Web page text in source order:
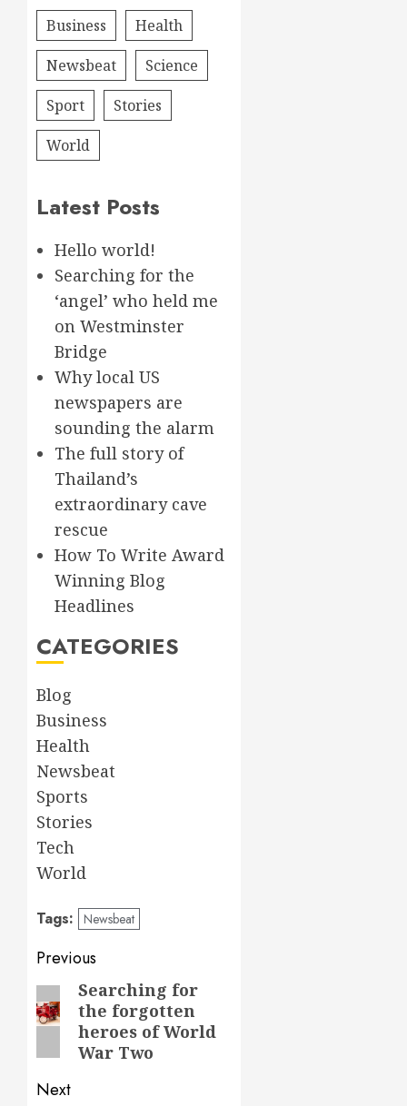
Business
Health
Newsbeat
Science
Sport
Stories
World
Latest Posts
Hello world!
Searching for the
‘angel’ who held me
on Westminster
Bridge
Why local US
newspapers are
sounding the alarm
The full story of
Thailand’s
extraordinary cave
rescue
How To Write Award
Winning Blog
Headlines
CATEGORIES
Blog
Business
Health
Newsbeat
Sports
Stories
Tech
World
Tags: Newsbeat
Post
navigation
Previous
Previous
post:
Searching for
the forgotten
heroes of World
War Two
Next